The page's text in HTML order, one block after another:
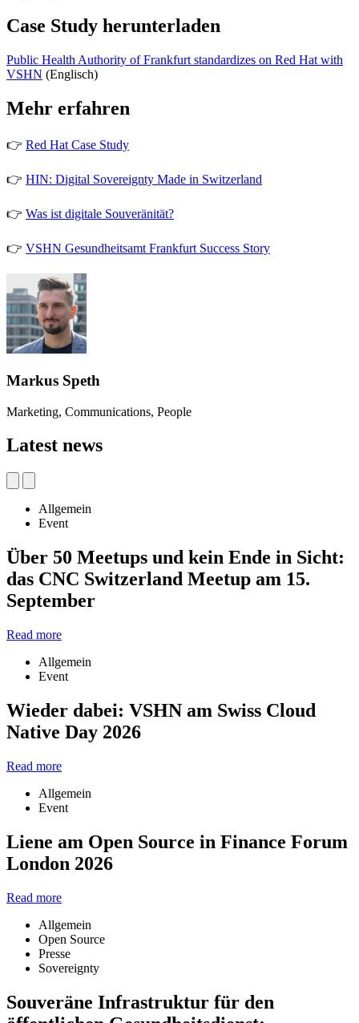
Case Study herunterladen
Public Health Authority of Frankfurt standardizes on Red Hat with
VSHN (Englisch)
Mehr erfahren
👉 Red Hat Case Study
👉 HIN: Digital Sovereignty Made in Switzerland
👉 Was ist digitale Souveränität?
👉 VSHN Gesundheitsamt Frankfurt Success Story
Markus Speth
Marketing, Communications, People
Latest news
Allgemein
Event
Über 50 Meetups und kein Ende in Sicht:
das CNC Switzerland Meetup am 15.
September
Read more
Allgemein
Event
Wieder dabei: VSHN am Swiss Cloud
Native Day 2026
Read more
Allgemein
Event
Liene am Open Source in Finance Forum
London 2026
Read more
Allgemein
Open Source
Presse
Sovereignty
Souveräne Infrastruktur für den